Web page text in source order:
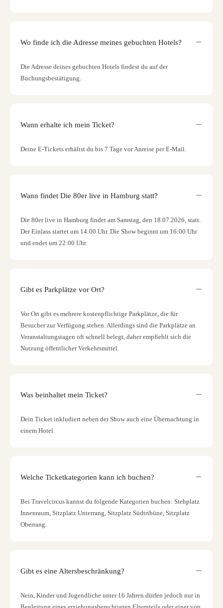
Wo finde ich die Adresse meines gebuchten Hotels?
Die Adresse deines gebuchten Hotels findest du auf der
Buchungsbestätigung.
Wann erhalte ich mein Ticket?
Deine E-Tickets erhältst du bis 7 Tage vor Anreise per E-Mail.
Wann findet Die 80er live in Hamburg statt?
Die 80er live in Hamburg findet am Samstag, den 18.07.2026, statt.
Der Einlass startet um 14:00 Uhr. Die Show beginnt um 16:00 Uhr
und endet um 22:00 Uhr.
Gibt es Parkplätze vor Ort?
Vor Ort gibt es mehrere kostenpflichtige Parkplätze, die für
Besucher zur Verfügung stehen. Allerdings sind die Parkplätze an
Veranstaltungstagen oft schnell belegt, daher empfiehlt sich die
Nutzung öffentlicher Verkehrsmittel.
Was beinhaltet mein Ticket?
Dein Ticket inkludiert neben der Show auch eine Übernachtung in
einem Hotel.
Welche Ticketkategorien kann ich buchen?
Bei Travelcircus kannst du folgende Kategorien buchen: Stehplatz
Innenraum, Sitzplatz Unterrang, Sitzplatz Südtribüne, Sitzplatz
Oberrang.
Gibt es eine Altersbeschränkung?
Nein, Kinder und Jugendliche unter 16 Jahren dürfen jedoch nur in